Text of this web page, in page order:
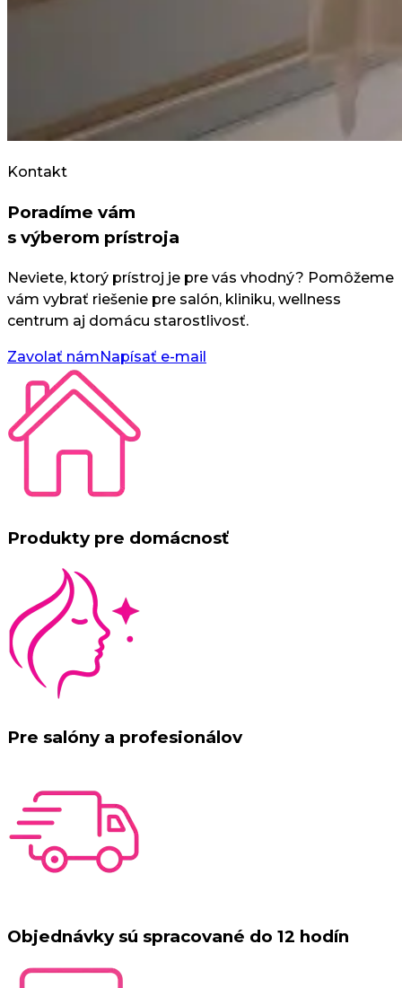
Kontakt
Poradíme vám
s výberom prístroja
Neviete, ktorý prístroj je pre vás vhodný? Pomôžeme
vám vybrať riešenie pre salón, kliniku, wellness
centrum aj domácu starostlivosť.
Zavolať námNapísať e-mail
Produkty pre domácnosť
Pre salóny a profesionálov
Objednávky sú spracované do 12 hodín